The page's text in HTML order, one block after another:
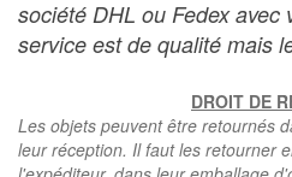
société DHL ou Fedex avec
service est de qualité mais
DROIT DE
Les objets peuvent être retournés
leur réception. Il faut les retourner